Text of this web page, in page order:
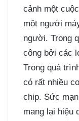
cảnh một
một người
người. Trong
công bởi các
Trong quá
có rất nhiều
chip. Sức
mang lại hiệu